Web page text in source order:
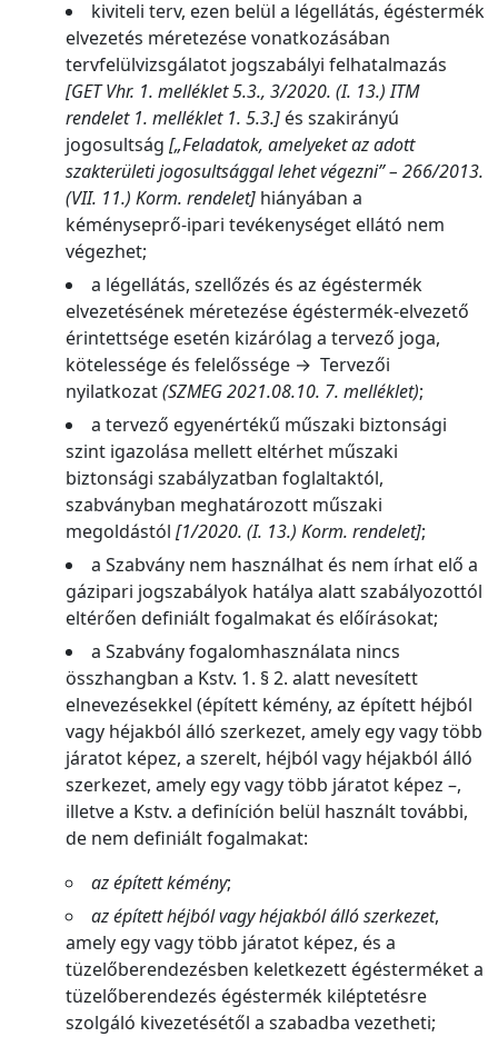
kiviteli terv, ezen belül a légellátás, égéstermék
elvezetés méretezése vonatkozásában
tervfelülvizsgálatot jogszabályi felhatalmazás
[GET Vhr. 1. melléklet 5.3., 3/2020. (I. 13.) ITM
rendelet 1. melléklet 1. 5.3.] és szakirányú
jogosultság [„Feladatok, amelyeket az adott
szakterületi jogosultsággal lehet végezni” – 266/2013.
(VII. 11.) Korm. rendelet] hiányában a
kéményseprő-ipari tevékenységet ellátó nem
végezhet;
a légellátás, szellőzés és az égéstermék
elvezetésének méretezése égéstermék-elvezető
érintettsége esetén kizárólag a tervező joga,
kötelessége és felelőssége → Tervezői
nyilatkozat(SZMEG 2021.08.10. 7. melléklet);
a tervező egyenértékű műszaki biztonsági
szint igazolása mellett eltérhet műszaki
biztonsági szabályzatban foglaltaktól,
szabványban meghatározott műszaki
megoldástól [1/2020. (I. 13.) Korm. rendelet];
a Szabvány nem használhat és nem írhat elő a
gázipari jogszabályok hatálya alatt szabályozottól
eltérően definiált fogalmakat és előírásokat;
a Szabvány fogalomhasználata nincs
összhangban a Kstv. 1. § 2. alatt nevesített
elnevezésekkel (épített kémény, az épített héjból
vagy héjakból álló szerkezet, amely egy vagy több
járatot képez, a szerelt, héjból vagy héjakból álló
szerkezet, amely egy vagy több járatot képez –,
illetve a Kstv. a definíción belül használt további,
de nem definiált fogalmakat:
az épített kémény;
az épített héjból vagy héjakból álló szerkezet,
amely egy vagy több járatot képez, és a
tüzelőberendezésben keletkezett égésterméket a
tüzelőberendezés égéstermék kiléptetésre
szolgáló kivezetésétől a szabadba vezetheti;